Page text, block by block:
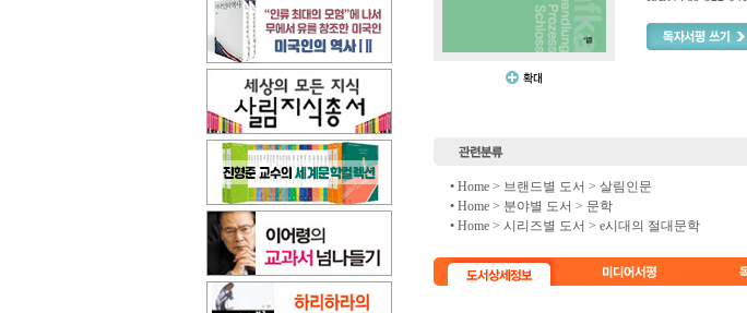
• Home > 브랜드별 도서 > 살림인문
• Home > 분야별 도서 > 문학
• Home > 시리즈별 도서 > e시대의 절대문학